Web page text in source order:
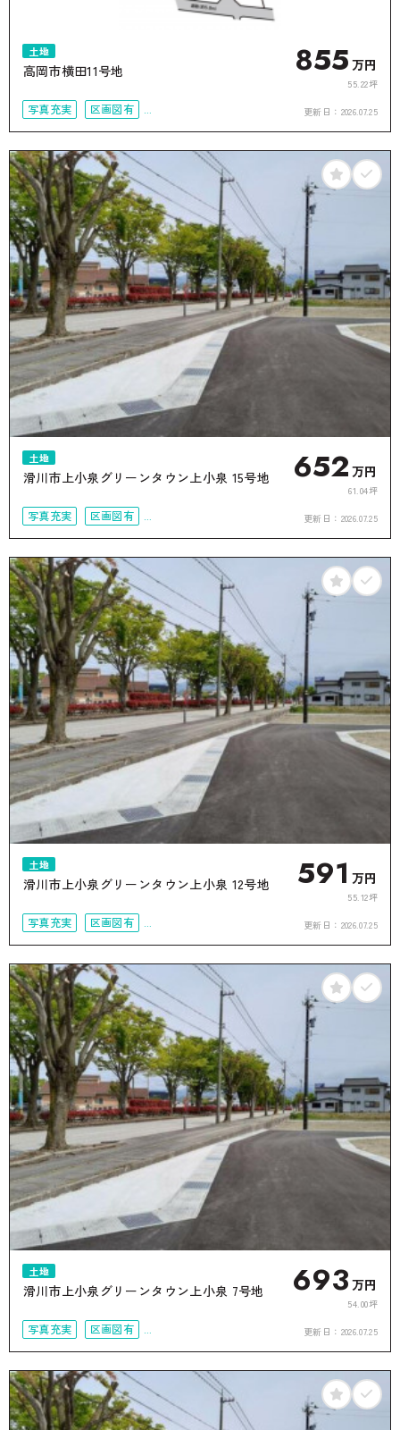
土地
高岡市横田11号地 855 万円
55.22坪
写真充実
区画図有
更新日： 2026.07.25
土地
滑川市上小泉グリーンタウン上小泉 15号地 652 万円
61.04坪
写真充実
区画図有
更新日： 2026.07.25
土地
滑川市上小泉グリーンタウン上小泉 12号地 591 万円
55.12坪
写真充実
区画図有
更新日： 2026.07.25
土地
滑川市上小泉グリーンタウン上小泉 7号地 693 万円
54.00坪
写真充実
区画図有
更新日： 2026.07.25